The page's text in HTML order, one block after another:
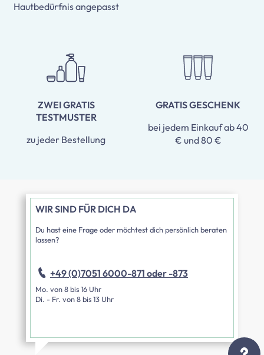
Hautbedürfnis angepasst
ZWEI GRATIS
TESTMUSTER
zu jeder Bestellung
GRATIS GESCHENK
bei jedem Einkauf ab 40
€ und 80 €
WIR SIND FÜR DICH DA
Du hast eine Frage oder möchtest dich persönlich beraten
lassen?
+49 (0)7051 6000-871 oder -873
Mo. von 8 bis 16 Uhr
Di. - Fr. von 8 bis 13 Uhr